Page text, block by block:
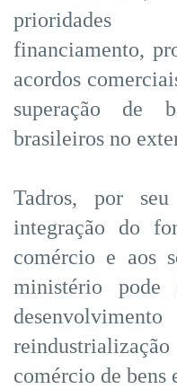
prioridades
financiamento,
acordos
superação de
brasileiros no
Tadros, por
integração do
comércio e aos
ministério
comércio de bens